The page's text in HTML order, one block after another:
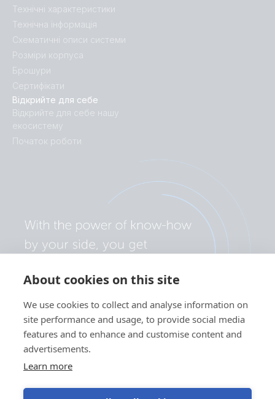
About cookies on this site
We use cookies to collect and analyse information on
site performance and usage, to provide social media
features and to enhance and customise content and
advertisements.
Learn more
Відкрийте для себе
Відкрийте для себе нашу
екосистему
Початок роботи
Технічні характеристики
Технічна інформація
Схематичні описи системи
Розміри корпуса
Брошури
Сертифікати